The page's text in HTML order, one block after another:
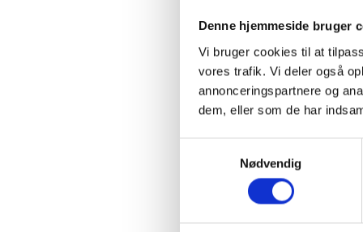
Denne hjemmeside bruger
Vi bruger cookies til at
vores trafik. Vi deler også
annonceringspartnere og
dem, eller som de har
Nødvendig
børn til frivillig
Afskaffelse af fri
bortadoption. Frivillig
meget desto mere
for den vordende
kommende barn.
Styrk
Lidt afhængig af hvor